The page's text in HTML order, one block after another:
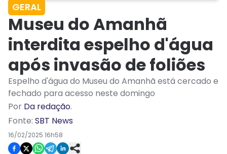
GERAL
Museu do Amanhã
interdita espelho d'água
após invasão de foliões
Espelho d'água do Museu do Amanhã está cercado e
fechado para acesso neste domingo
Por Da redação.
Fonte: SBT News
16/02/2025 16h58